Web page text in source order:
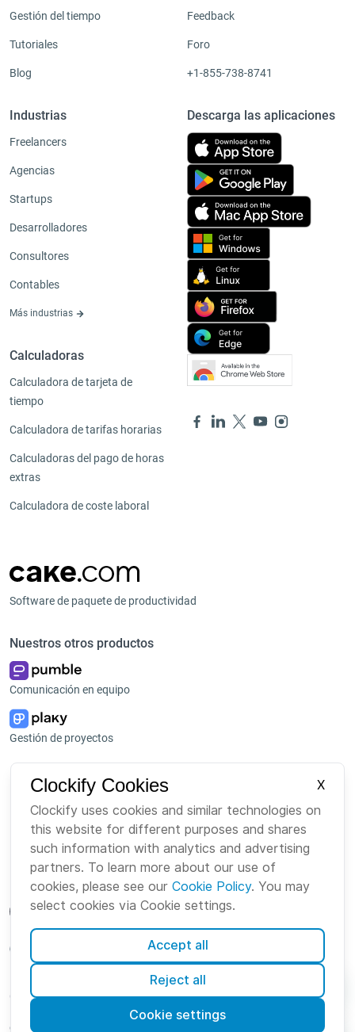
Gestión del tiempo
Tutoriales
Blog
Industrias
Freelancers
Agencias
Startups
Desarrolladores
Consultores
Contables
Más industrias
Calculadoras
Calculadora de tarjeta de
tiempo
Calculadora de tarifas horarias
Calculadoras del pago de horas
extras
Calculadora de coste laboral
Feedback
Foro
+1-855-738-8741
Descarga las aplicaciones
Software de paquete de productividad
Nuestros otros productos
Comunicación en equipo
Gestión de proyectos
Plataforma
Paquete
Bundle
Mercado
Sobre nosotros
Carreras
Marca
© Clockify
CookiesCondicionesPrivacidadSeguridadMapa del sitio
Clockify Cookies
X
Clockify uses cookies and similar technologies on
this website for different purposes and shares
such information with analytics and advertising
partners. To learn more about our use of
cookies, please see our Cookie Policy. You may
select cookies via Cookie settings.
Accept all
Reject all
Cookie settings